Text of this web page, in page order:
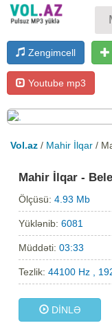
Zengimcell
Youtube mp3
Vol.az / Mahir İlqar /
Mahir İlqar -
Ölçüsü:4.93 Mb
Yüklənib:6081
Müddəti:03:33
Tezlik:44100 Hz ,
DİNLƏ